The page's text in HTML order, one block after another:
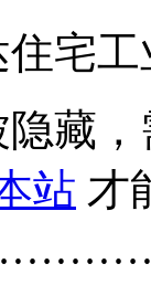
宅
隐藏
站 才